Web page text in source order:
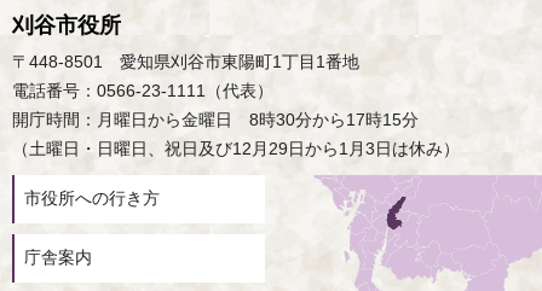
刈谷市役所
〒448-8501 愛知県刈谷市東陽町1丁目1番地
電話番号：0566-23-1111（代表）
開庁時間：月曜日から金曜日 8時30分から17時15分
（土曜日・日曜日、祝日及び12月29日から1月3日は休み）
市役所への行き方
庁舎案内